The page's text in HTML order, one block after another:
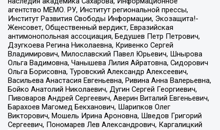
агентство МЕМО. РУ, Институт региональной прессы,
Институт Развития Свободы Информации, Экозащита!-
Женсовет, Общественный вердикт, Евразийская
антимонопольная ассоциация, Бедушев Петр Петрович,
Дзугкоева Регина Николаевна, Кривенко Сергей
Владимирович, Милославский Павел Юрьевич, Шнырова
Ольга Вадимовна, Чанышева Лилия Айратовна, Сидорович
Ольга Борисовна, Туровский Александр Алексеевич,
Васильева Анастасия Евгеньевна, Ривина Анна Валерьевна,
Бойко Анатолий Николаевич, Дугин Сергей Георгиевич,
Пивоваров Андрей Сергеевич, Аверин Виталий Евгеньевич,
Барахоев Магомед Бекханович, Шарипков Олег
Викторович, Мошель Ирина Ароновна, Шведов Григорий
Сергеевич, Пономарев Лев Александрович, Каргалицкий